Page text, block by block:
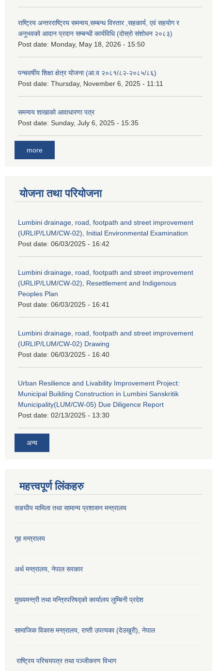
राष्ट्रिय अन्तरराष्ट्रिय समन्वय,सम्बन्ध विस्तार ,सहकार्य, एवं सहयोग र
अनुभवको आदान प्रदान सम्बन्धी कार्यविधि (दोस्रो संशोधन २०८३)
Post date: Monday, May 18, 2026 - 15:50
पन्चवर्षीय शिक्षा क्षेत्र योजना (आ.व २०८१/८२-२०८५/८६)
Post date: Thursday, November 6, 2025 - 11:11
समन्वय शाखाको आवाधारणा पत्र
Post date: Sunday, July 6, 2025 - 15:35
more
योजना तथा परियोजना
Lumbini drainage, road, footpath and street improvement
(URLIP/LUM/CW-02), Initial Environmental Examination
Post date: 06/03/2025 - 16:42
Lumbini drainage, road, footpath and street improvement
(URLIP/LUM/CW-02), Resettlement and Indigenous
Peoples Plan
Post date: 06/03/2025 - 16:41
Lumbini drainage, road, footpath and street improvement
(URLIP/LUM/CW-02) Drawing
Post date: 06/03/2025 - 16:40
Urban Resilience and Livability Improvement Project:
Municipal Building Construction in Lumbini Sanskritik
Municipality(LUM/CW-05) Due Diligence Report
Post date: 02/13/2025 - 13:30
अन्य
महत्त्वपूर्ण लिंकहरु
सङघीय मामिला तथा सामान्य प्रशासन मन्‍त्रालय
गृह मन्त्रालय
अर्थ मन्त्रालय, नेपाल सरकार
मुख्यमन्त्री तथा मन्त्रिपरिषद्को कार्यालय लुम्बिनी प्रदेश
सामाजिक विकास मन्‍‍त्रालय, राप्ती उपत्यका (देउखुरी), नेपाल
राष्ट्रिय परिचयपत्र तथा पञ्जीकरण विभाग